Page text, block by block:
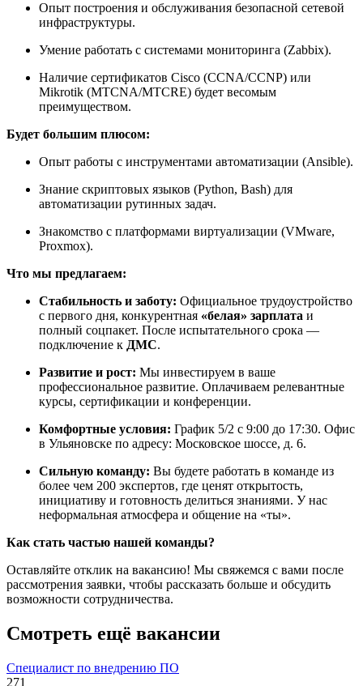
Опыт построения и обслуживания безопасной сетевой
инфраструктуры.
Умение работать с системами мониторинга (Zabbix).
Наличие сертификатов Cisco (CCNA/CCNP) или
Mikrotik (MTCNA/MTCRE) будет весомым
преимуществом.
Будет большим плюсом:
Опыт работы с инструментами автоматизации (Ansible).
Знание скриптовых языков (Python, Bash) для
автоматизации рутинных задач.
Знакомство с платформами виртуализации (VMware,
Proxmox).
Что мы предлагаем:
Стабильность и заботу: Официальное трудоустройство
с первого дня, конкурентная «белая» зарплата и
полный соцпакет. После испытательного срока —
подключение к ДМС.
Развитие и рост: Мы инвестируем в ваше
профессиональное развитие. Оплачиваем релевантные
курсы, сертификации и конференции.
Комфортные условия: График 5/2 с 9:00 до 17:30. Офис
в Ульяновске по адресу: Московское шоссе, д. 6.
Сильную команду: Вы будете работать в команде из
более чем 200 экспертов, где ценят открытость,
инициативу и готовность делиться знаниями. У нас
неформальная атмосфера и общение на «ты».
Как стать частью нашей команды?
Оставляйте отклик на вакансию! Мы свяжемся с вами после
рассмотрения заявки, чтобы рассказать больше и обсудить
возможности сотрудничества.
Смотреть ещё вакансии
Специалист по внедрению ПО
271